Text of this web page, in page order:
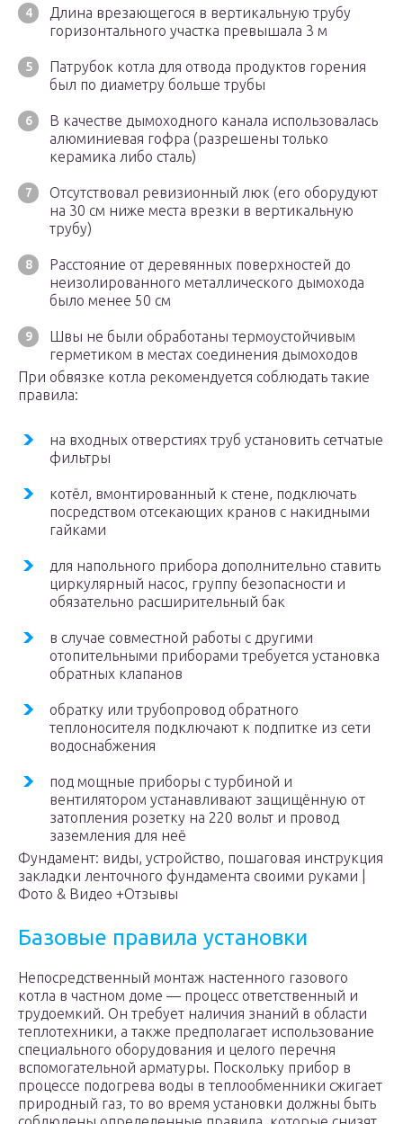
Длина врезающегося в вертикальную трубу
горизонтального участка превышала 3 м
Патрубок котла для отвода продуктов горения
был по диаметру больше трубы
В качестве дымоходного канала использовалась
алюминиевая гофра (разрешены только
керамика либо сталь)
Отсутствовал ревизионный люк (его оборудуют
на 30 см ниже места врезки в вертикальную
трубу)
Расстояние от деревянных поверхностей до
неизолированного металлического дымохода
было менее 50 см
Швы не были обработаны термоустойчивым
герметиком в местах соединения дымоходов
При обвязке котла рекомендуется соблюдать такие
правила:
на входных отверстиях труб установить сетчатые
фильтры
котёл, вмонтированный к стене, подключать
посредством отсекающих кранов с накидными
гайками
для напольного прибора дополнительно ставить
циркулярный насос, группу безопасности и
обязательно расширительный бак
в случае совместной работы с другими
отопительными приборами требуется установка
обратных клапанов
обратку или трубопровод обратного
теплоносителя подключают к подпитке из сети
водоснабжения
под мощные приборы с турбиной и
вентилятором устанавливают защищённую от
затопления розетку на 220 вольт и провод
заземления для неё
Фундамент: виды, устройство, пошаговая инструкция
закладки ленточного фундамента своими руками |
Фото & Видео +Отзывы
Базовые правила установки
Непосредственный монтаж настенного газового
котла в частном доме — процесс ответственный и
трудоемкий. Он требует наличия знаний в области
теплотехники, а также предполагает использование
специального оборудования и целого перечня
вспомогательной арматуры. Поскольку прибор в
процессе подогрева воды в теплообменники сжигает
природный газ, то во время установки должны быть